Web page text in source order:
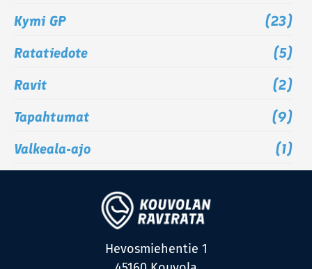
Kymi GP
(23)
Ratatiedote
(5)
Ravit
(2)
Tapahtumat
(9)
Valkeala-ajo
(1)
Hevosmiehentie 1